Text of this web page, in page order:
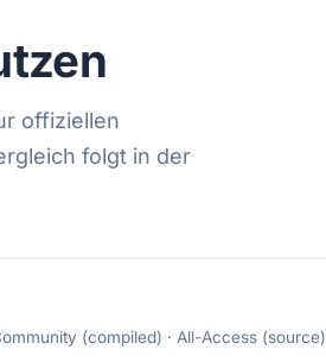
offiziellen
folgt in der
(compiled) · All-Access (source)